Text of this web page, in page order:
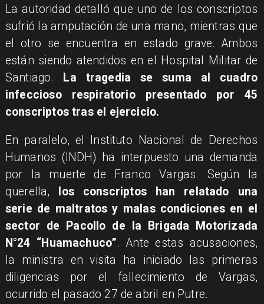
La autoridad detalló que uno de los conscriptos
sufrió la amputación de una mano, mientras que
el otro se encuentra en estado grave. Ambos
están siendo atendidos en el Hospital Militar de
Santiago.
La tragedia se suma al cuadro
infeccioso respiratorio presentado por 45
conscriptos tras el ejercicio.
En paralelo, el Instituto Nacional de Derechos
Humanos (INDH) ha interpuesto una demanda
por la muerte de Franco Vargas. Según la
querella,
los conscriptos han relatado una
serie de maltratos y malas condiciones en el
sector de Pacollo de la Brigada Motorizada
N°24 “Huamachuco”. Ante estas acusaciones,
la ministra en visita ha iniciado las primeras
diligencias por el fallecimiento de Vargas,
ocurrido el pasado 27 de abril en Putre.